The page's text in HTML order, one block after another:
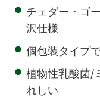
● チェダー・ゴ
沢仕様
● 個包装タイプ
● 植物性乳酸菌/
れしい